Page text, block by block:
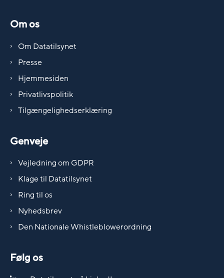
Om os
Om Datatilsynet
Presse
Hjemmesiden
Privatlivspolitik
Tilgængelighedserklæring
Genveje
Vejledning om GDPR
Klage til Datatilsynet
Ring til os
Nyhedsbrev
Den Nationale Whistleblowerordning
Følg os